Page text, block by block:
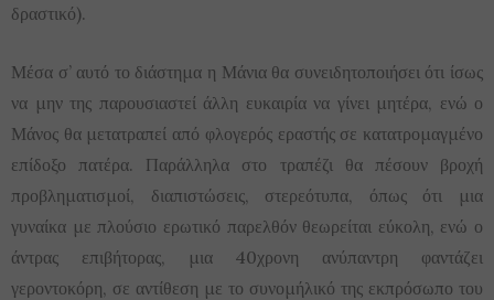
δραστικό).
Μέσα σ’ αυτό το διάστημα η Μάνια θα συνειδητοποιήσει ότι ίσως
να μην της παρουσιαστεί άλλη ευκαιρία να γίνει μητέρα, ενώ ο
Μάνος θα μετατραπεί από φλογερός εραστής σε κατατρομαγμένο
επίδοξο πατέρα. Παράλληλα στο τραπέζι θα πέσουν βροχή
προβληματισμοί, διαπιστώσεις, στερεότυπα, όπως ότι μια
γυναίκα με πλούσιο ερωτικό παρελθόν θεωρείται εύκολη, ενώ ο
άντρας επιβήτορας, μια 40χρονη ανύπαντρη φαντάζει
γεροντοκόρη, σε αντίθεση με το συνομήλικό της εκπρόσωπο του